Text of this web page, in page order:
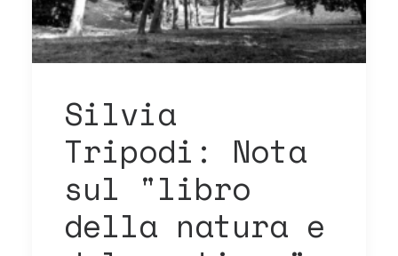
Silvia
Tripodi: Nota
sul "libro
della natura e